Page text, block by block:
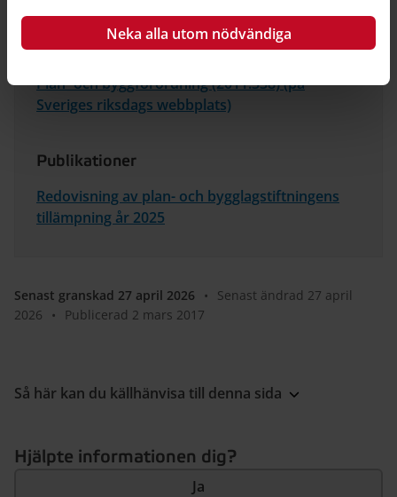
Neka alla utom nödvändiga
Plan- och bygglag (2010:900) (på Sveriges
riksdags webbplats)
Plan- och byggförordning (2011:338) (på
Sveriges riksdags webbplats)
Publikationer
Redovisning av plan- och bygglagstiftningens
tillämpning år 2025
Senast granskad 27 april 2026 •
Senast ändrad 27 april
2026
• Publicerad 2 mars 2017
Så här kan du källhänvisa till denna sida
Hjälpte informationen dig?
Ja